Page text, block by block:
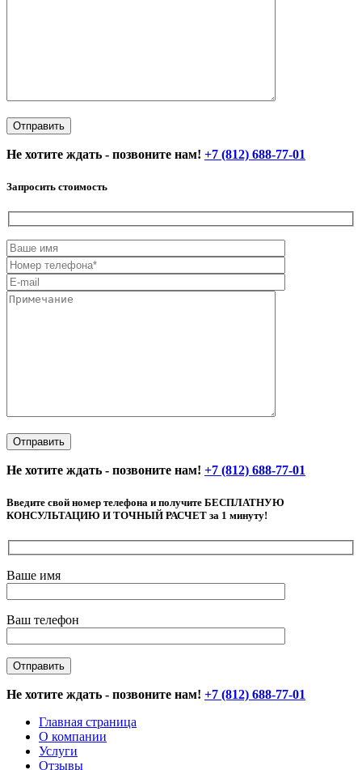
Не хотите ждать - позвоните нам! +7 (812) 688-77-01
Запросить стоимость
Не хотите ждать - позвоните нам! +7 (812) 688-77-01
Введите свой номер телефона и получите БЕСПЛАТНУЮ
КОНСУЛЬТАЦИЮ И ТОЧНЫЙ РАСЧЕТ за 1 минуту!
Ваше имя
Ваш телефон
Не хотите ждать - позвоните нам! +7 (812) 688-77-01
Главная страница
О компании
Услуги
Отзывы